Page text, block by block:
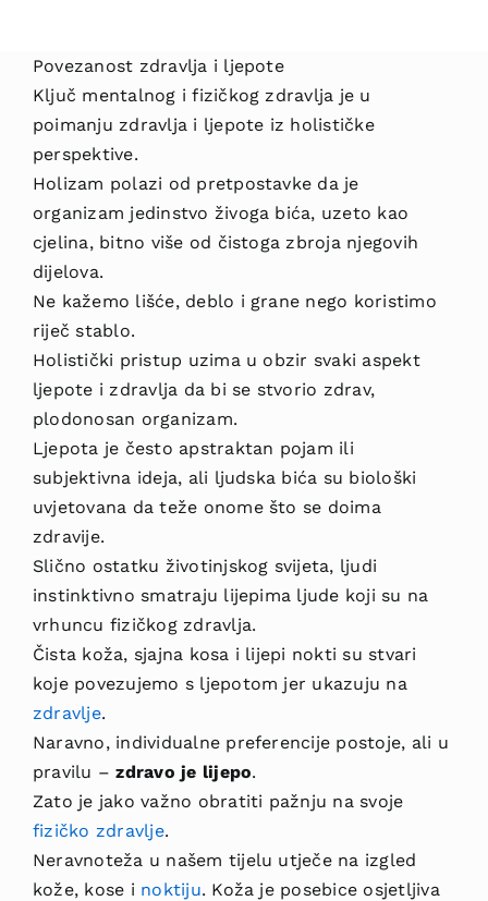
Povezanost zdravlja i ljepote
Ključ mentalnog i fizičkog zdravlja je u
poimanju zdravlja i ljepote iz holističke
perspektive.
Holizam polazi od pretpostavke da je
organizam jedinstvo živoga bića, uzeto kao
cjelina, bitno više od čistoga zbroja njegovih
dijelova.
Ne kažemo lišće, deblo i grane nego koristimo
riječ stablo.
Holistički pristup uzima u obzir svaki aspekt
ljepote i zdravlja da bi se stvorio zdrav,
plodonosan organizam.
Ljepota je često apstraktan pojam ili
subjektivna ideja, ali ljudska bića su biološki
uvjetovana da teže onome što se doima
zdravije.
Slično ostatku životinjskog svijeta, ljudi
instinktivno smatraju lijepima ljude koji su na
vrhuncu fizičkog zdravlja.
Čista koža, sjajna kosa i lijepi nokti su stvari
koje povezujemo s ljepotom jer ukazuju na
zdravlje.
Naravno, individualne preferencije postoje, ali u
pravilu –zdravo je lijepo.
Zato je jako važno obratiti pažnju na svoje
fizičko zdravlje.
Neravnoteža u našem tijelu utječe na izgled
kože, kose i noktiju. Koža je posebice osjetljiva